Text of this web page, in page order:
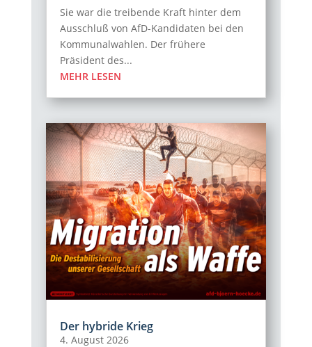
Sie war die treibende Kraft hinter dem
Ausschluß von AfD-Kandidaten bei den
Kommunalwahlen. Der frühere
Präsident des...
MEHR LESEN
Der hybride Krieg
4. August 2026